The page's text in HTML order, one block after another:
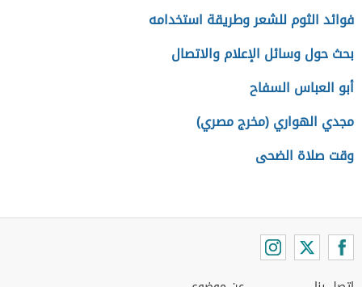
فوائد الثوم للشعر وطريقة استخدامه
بحث حول وسائل الإعلام والاتصال
أبو العباس السفاح
مجدي الهواري (مخرج مصري)
وقت صلاة الضحى